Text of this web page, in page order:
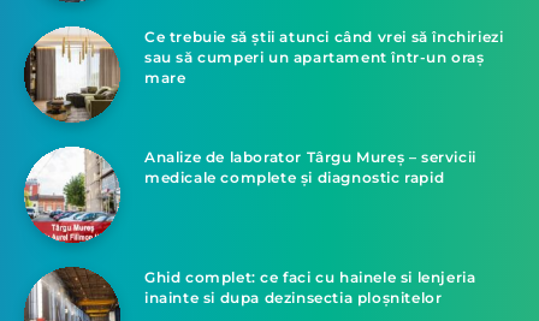
Ce trebuie să știi atunci când vrei să închiriezi
sau să cumperi un apartament într-un oraș
mare
Analize de laborator Târgu Mureș – servicii
medicale complete și diagnostic rapid
Ghid complet: ce faci cu hainele si lenjeria
inainte si dupa dezinsectia ploșnitelor